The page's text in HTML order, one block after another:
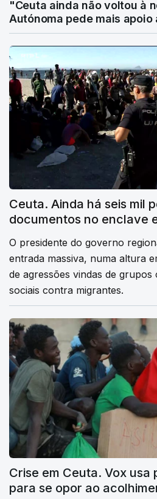
"Ceuta ainda não voltou à
Autónoma pede mais apoio
Ceuta. Ainda há seis mil
documentos no enclave
O presidente do governo
entrada massiva, numa altura
de agressões vindas de grupos
sociais contra migrantes.
Crise em Ceuta. Vox usa
para se opor ao